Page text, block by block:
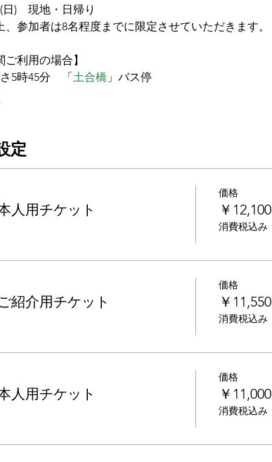
日)　現地・日帰り
参加者は8名程度までに限定させていただきます。
ご利用の場合】
5時45分　「土合橋 」バス停
定
人用チケット
価格
￥12,100
消費税込み
紹介用チケット
価格
￥11,550
消費税込み
人用チケット
価格
￥11,000
消費税込み